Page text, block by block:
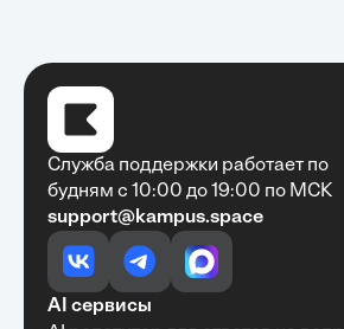
Очень быстро, недорого,
доступно
Алексей Антонов•27 мая, 2025
Обучение с Кампус Хаб — очень
Служба поддержки работает по
будням с 10:00 до 19:00 по МСК
support@kampus.space
AI сервисы